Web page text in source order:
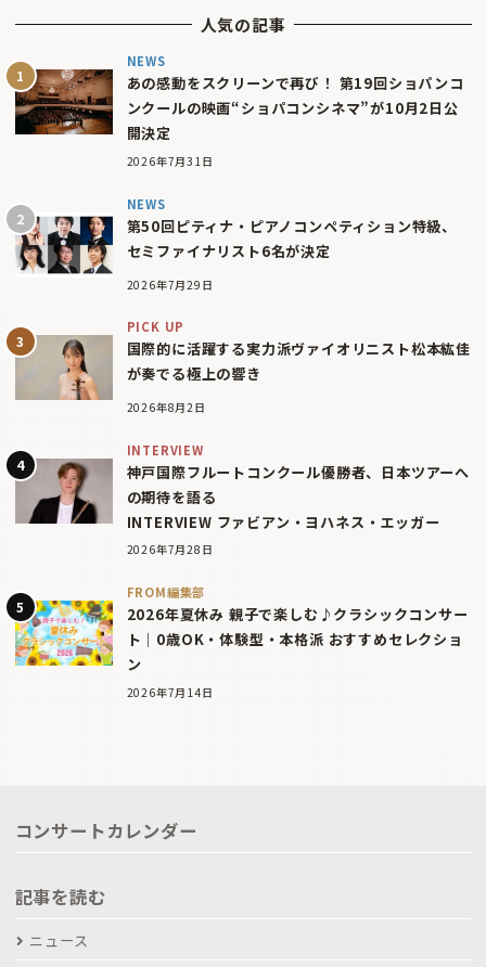
人気の記事
NEWS
あの感動をスクリーンで再び！ 第19回ショパンコ
ンクールの映画“ショパコンシネマ”が10月2日公
開決定
2026年7月31日
NEWS
第50回ピティナ・ピアノコンペティション特級、
セミファイナリスト6名が決定
2026年7月29日
PICK UP
国際的に活躍する実力派ヴァイオリニスト松本紘佳
が奏でる極上の響き
2026年8月2日
INTERVIEW
神戸国際フルートコンクール優勝者、日本ツアーへ
の期待を語る
INTERVIEW ファビアン・ヨハネス・エッガー
2026年7月28日
FROM編集部
2026年夏休み 親子で楽しむ♪クラシックコンサー
ト｜0歳OK・体験型・本格派 おすすめセレクショ
ン
2026年7月14日
コンサートカレンダー
記事を読む
ニュース